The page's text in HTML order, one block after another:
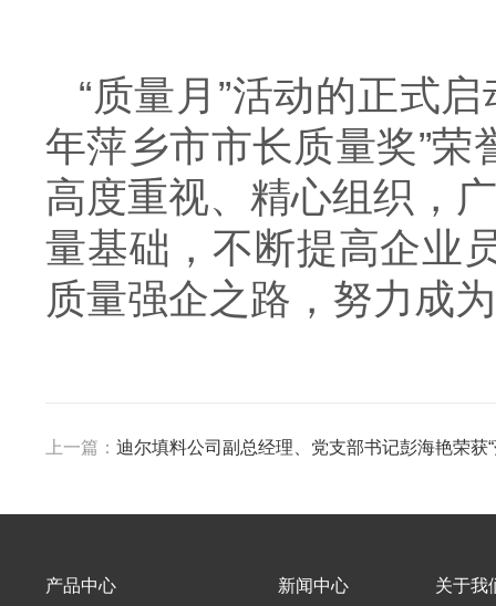
“质量月”活动的正式
年萍乡市市长质量奖”
高度重视、精心组织，
量基础，不断提高企业
质量强企之路，努力成
上一篇： 迪尔填料公司副总经理、党支部书记彭海艳荣获
产品中心 新闻中心 关于我